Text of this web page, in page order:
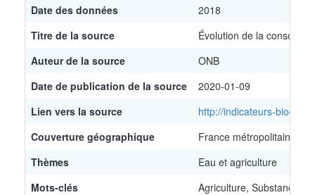
Date des données
2018
Titre de la source
Évolution de la
Auteur de la source
ONB
Date de publication de la source
2020-01-09
Lien vers la source
http://indicateurs-
Couverture géographique
France métropolitaine et
Thèmes
Eau et agriculture
Mots-clés
Agriculture, Substance et